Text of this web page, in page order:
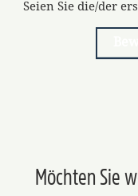
Seien Sie die/der
Möchten Sie